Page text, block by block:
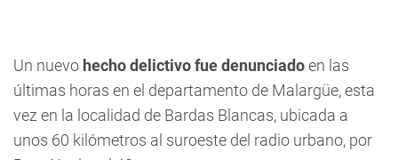
Un nuevo hecho delictivo fue denunciadoen las
últimas horas en el departamento de Malargüe, esta
vez en la localidad de Bardas Blancas, ubicada a
unos 60 kilómetros al suroeste del radio urbano, por